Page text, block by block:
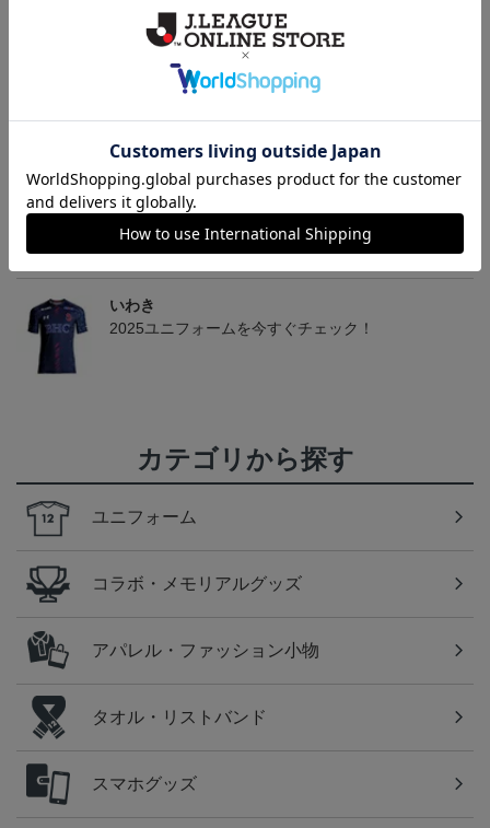
ーセンティックユニフォ
ーム
17,600円～22,000円 3,520円
トピックス
いわき
いわきＦＣのすべてのグッズをチェックしたい方
に！全グッズ一覧はこちら！
いわき
2025ユニフォームを今すぐチェック！
カテゴリから探す
ユニフォーム
コラボ・メモリアルグッズ
アパレル・ファッション小物
タオル・リストバンド
スマホグッズ